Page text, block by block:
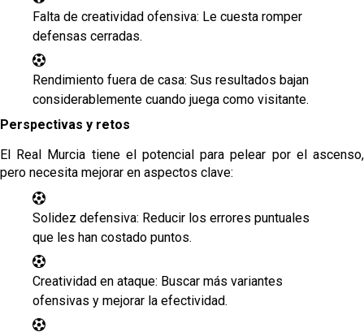
Falta de creatividad ofensiva: Le cuesta romper
defensas cerradas.
Rendimiento fuera de casa: Sus resultados bajan
considerablemente cuando juega como visitante.
Perspectivas y retos
El Real Murcia tiene el potencial para pelear por el ascenso,
pero necesita mejorar en aspectos clave:
Solidez defensiva: Reducir los errores puntuales
que les han costado puntos.
Creatividad en ataque: Buscar más variantes
ofensivas y mejorar la efectividad.